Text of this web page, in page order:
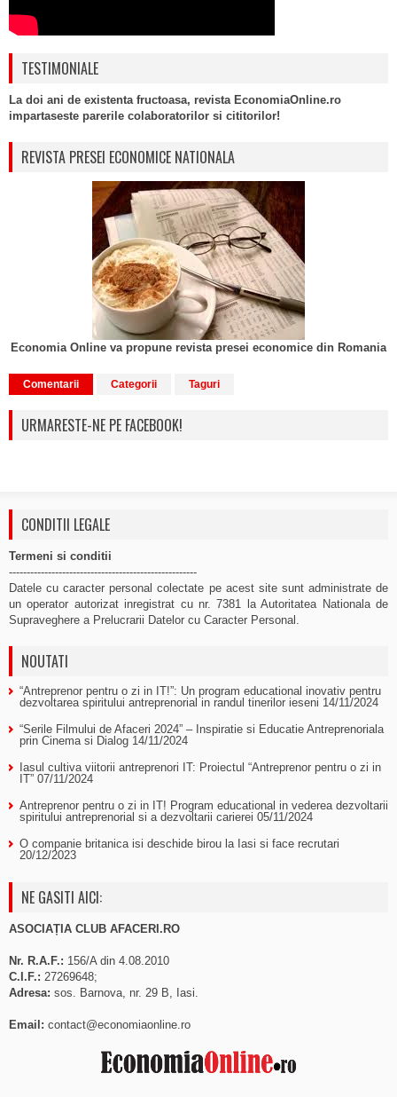
TESTIMONIALE
La doi ani de existenta fructoasa, revista EconomiaOnline.ro
impartaseste parerile colaboratorilor si cititorilor!
REVISTA PRESEI ECONOMICE NATIONALA
Economia Online va propune revista presei economice din Romania
Comentarii Categorii Taguri
URMARESTE-NE PE FACEBOOK!
CONDITII LEGALE
Termeni si conditii
-----------------------------------------------------
Datele cu caracter personal colectate pe acest site sunt administrate de
un operator autorizat inregistrat cu nr. 7381 la Autoritatea Nationala de
Supraveghere a Prelucrarii Datelor cu Caracter Personal.
NOUTATI
“Antreprenor pentru o zi in IT!”: Un program educational inovativ pentru
dezvoltarea spiritului antreprenorial in randul tinerilor ieseni 14/11/2024
“Serile Filmului de Afaceri 2024” – Inspiratie si Educatie Antreprenoriala
prin Cinema si Dialog 14/11/2024
Iasul cultiva viitorii antreprenori IT: Proiectul “Antreprenor pentru o zi in
IT” 07/11/2024
Antreprenor pentru o zi in IT! Program educational in vederea dezvoltarii
spiritului antreprenorial si a dezvoltarii carierei 05/11/2024
O companie britanica isi deschide birou la Iasi si face recrutari
20/12/2023
NE GASITI AICI:
ASOCIAȚIA CLUB AFACERI.RO
Nr. R.A.F.: 156/A din 4.08.2010
C.I.F.: 27269648;
Adresa: sos. Barnova, nr. 29 B, Iasi.
Email: contact@economiaonline.ro